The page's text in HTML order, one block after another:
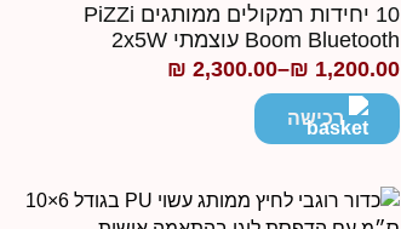
10 יחידות רמקולים ממותגים PiZZi
Boom Bluetooth עוצמתי 2x5W
₪ 1,200.00
–
₪ 2,300.00
טווח
מחירים:רכישה